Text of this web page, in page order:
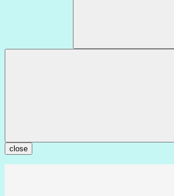
close